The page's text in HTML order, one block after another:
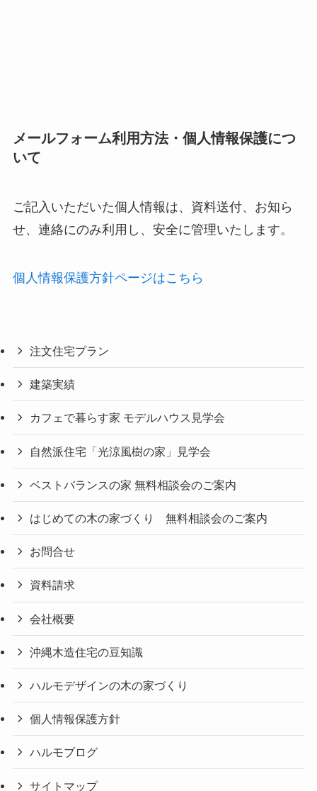
メールフォーム利用方法・個人情報保護につ
いて
ご記入いただいた個人情報は、資料送付、お知ら
せ、連絡にのみ利用し、安全に管理いたします。
個人情報保護方針ページはこちら
注文住宅プラン
建築実績
カフェで暮らす家 モデルハウス見学会
自然派住宅「光涼風樹の家」見学会
ベストバランスの家 無料相談会のご案内
はじめての木の家づくり 無料相談会のご案内
お問合せ
資料請求
会社概要
沖縄木造住宅の豆知識
ハルモデザインの木の家づくり
個人情報保護方針
ハルモブログ
サイトマップ